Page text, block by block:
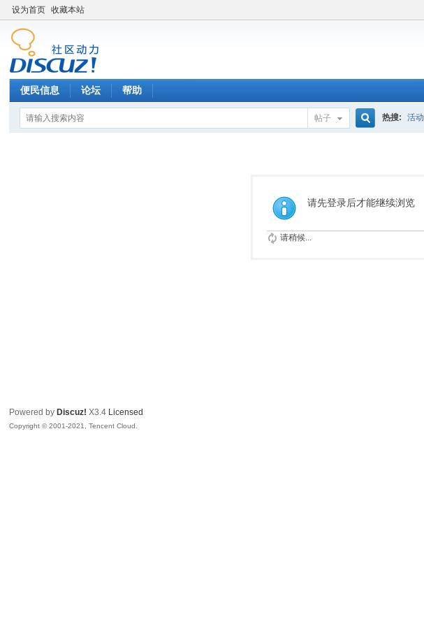
设为首页 收藏本站
便民信息 论坛 帮助
帖子
索
热搜: 活动
请先登录后才能继续浏览
请稍候...
Powered by Discuz! X3.4 Licensed
Copyright © 2001-2021, Tencent Cloud.